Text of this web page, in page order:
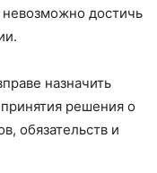
достичь
назначить
решения о
обязательств и